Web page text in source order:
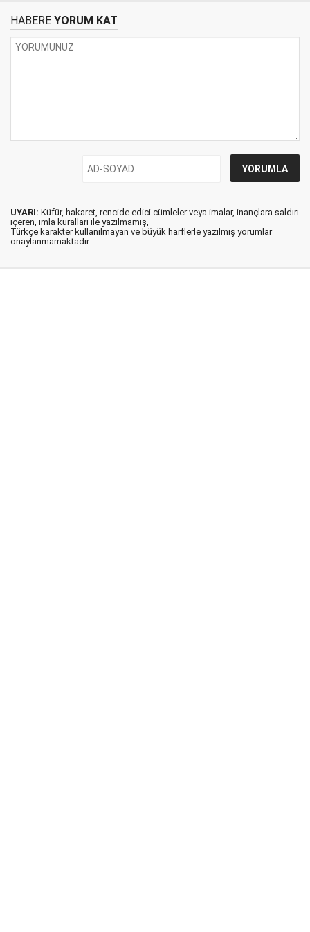
HABERE YORUM KAT
UYARI: Küfür, hakaret, rencide edici cümleler veya imalar, inançlara saldırı
içeren, imla kuralları ile yazılmamış,
Türkçe karakter kullanılmayan ve büyük harflerle yazılmış yorumlar
onaylanmamaktadır.